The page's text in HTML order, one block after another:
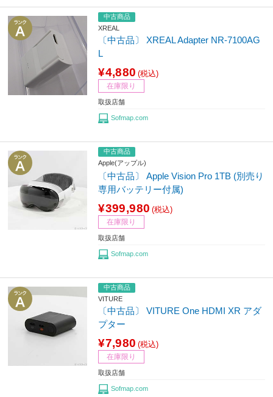
中古商品
XREAL
〔中古品〕 XREAL Adapter NR-7100AG
L
¥4,880 (税込)
在庫限り
取扱店舗
Sofmap.com
中古商品
Apple(アップル)
〔中古品〕 Apple Vision Pro 1TB (別売り
専用バッテリー付属)
¥399,980 (税込)
在庫限り
取扱店舗
Sofmap.com
中古商品
VITURE
〔中古品〕 VITURE One HDMI XR アダ
プター
¥7,980 (税込)
在庫限り
取扱店舗
Sofmap.com